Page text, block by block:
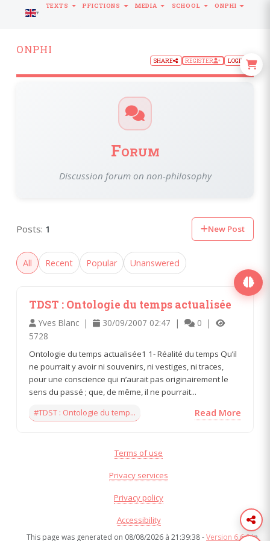
ONPHI
SHARE REGISTER LOGIN
Forum
Discussion forum on non-philosophy
Posts: 1 New Post
All Recent Popular Unanswered
TDST : Ontologie du temps actualisée
Yves Blanc | 30/09/2007 02:47 |
0 |
5728
Ontologie du temps actualisée1 1- Réalité du temps Qu’il
ne pourrait y avoir ni souvenirs, ni vestiges, ni traces,
pour une conscience qui n’aurait pas originairement le
sens du passé ; que, de même, il ne pourrait...
#TDST : Ontologie du temp...
Read More
Terms of use
Privacy services
Privacy policy
Accessibility
This page was generated on 08/08/2026 à 21:39:38 -Version 6.6.8in
LANGUAGE
TEXTS PFICTIONS MEDIA SCHOOL ONPHI